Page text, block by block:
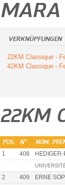
MARA
VERKNÜPFUNGEN
22KM Classique -
42KM Classique -
22KM
POS. N° NOM,
1 408
2 409 ERNE